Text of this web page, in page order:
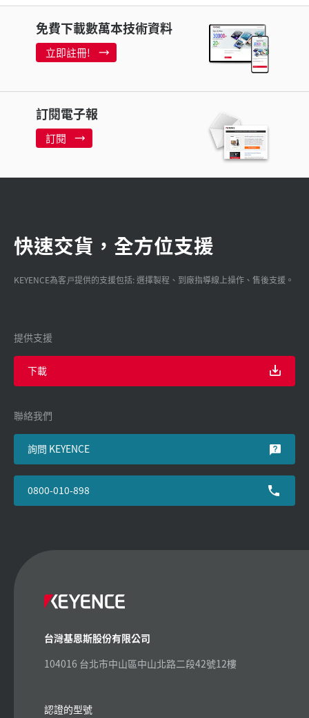
免費下載數萬本技術資料
立即註冊!
訂閱電子報
訂閱
快速交貨，全方位支援
KEYENCE為客戸提供的支援包括: 選擇製程、到廠指導線上操作、售後支援。
提供支援
下載
聯絡我們
詢問 KEYENCE
0800-010-898
台灣基恩斯股份有限公司
104016 台北市中山區中山北路二段42號12樓
認證的型號